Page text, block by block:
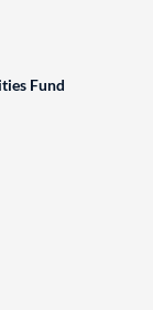
Fund